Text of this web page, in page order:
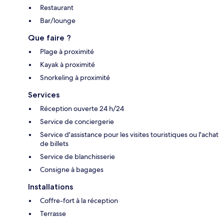
Restaurant
Bar/lounge
Que faire ?
Plage à proximité
Kayak à proximité
Snorkeling à proximité
Services
Réception ouverte 24 h/24
Service de conciergerie
Service d'assistance pour les visites touristiques ou l'achat
de billets
Service de blanchisserie
Consigne à bagages
Installations
Coffre-fort à la réception
Terrasse